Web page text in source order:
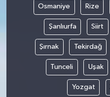
Osmaniye Rize
Şanlıurfa Siirt
Şırnak Tekirdağ
Tunceli Uşak
Yozgat